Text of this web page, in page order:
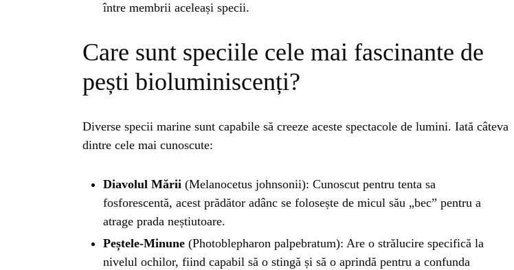
între membrii aceleași specii.
Care sunt speciile cele mai fascinante de
pești bioluminiscenți?
Diverse specii marine sunt capabile să creeze aceste spectacole de lumini. Iată câteva
dintre cele mai cunoscute:
Diavolul Mării (Melanocetus johnsonii): Cunoscut pentru tenta sa
fosforescentă, acest prădător adânc se folosește de micul său „bec” pentru a
atrage prada neștiutoare.
Peștele-Minune (Photoblepharon palpebratum): Are o strălucire specifică la
nivelul ochilor, fiind capabil să o stingă și să o aprindă pentru a confunda
ENGLISH
CONTENT
TRAVEL
SANATATE SI
INGRIJIRE
ISTORIE